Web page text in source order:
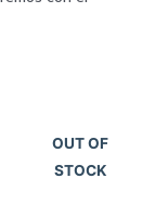
OUT OF
STOCK